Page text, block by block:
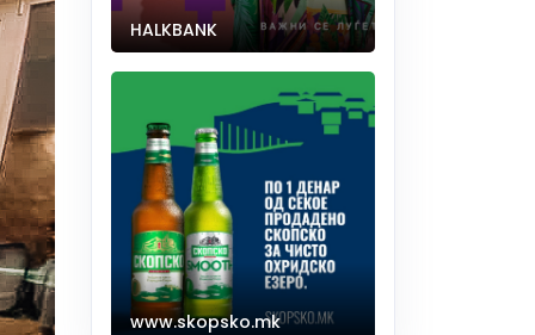
HALKBANK
www.skopsko.mk